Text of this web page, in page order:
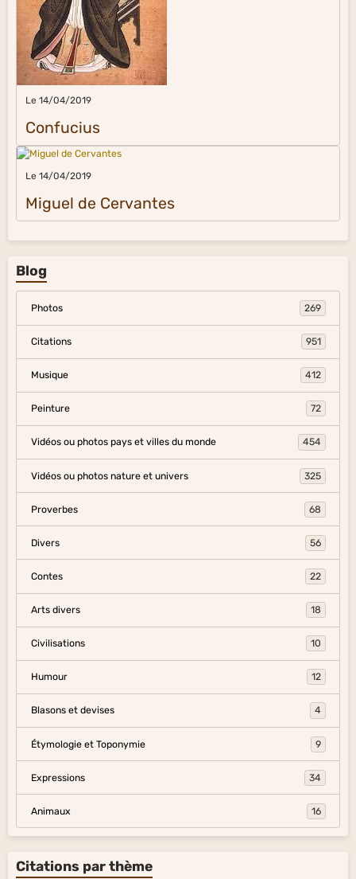
Le 14/04/2019
Confucius
Le 14/04/2019
Miguel de Cervantes
Blog
Photos 269
Citations 951
Musique 412
Peinture 72
Vidéos ou photos pays et villes du monde 454
Vidéos ou photos nature et univers 325
Proverbes 68
Divers 56
Contes 22
Arts divers 18
Civilisations 10
Humour 12
Blasons et devises 4
Étymologie et Toponymie 9
Expressions 34
Animaux 16
Citations par thème